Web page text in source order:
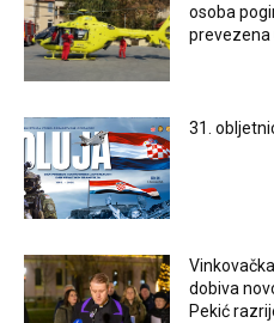
osoba
prevezena
31.
dobiva
Pekić